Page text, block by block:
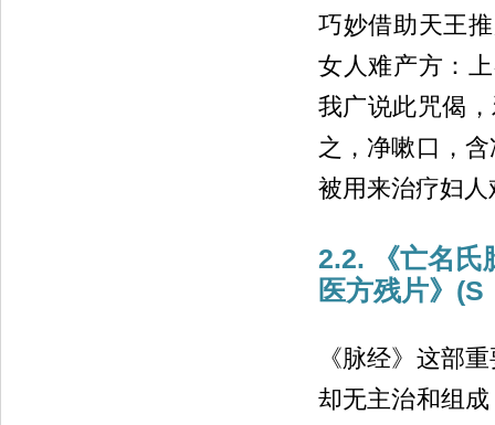
巧妙借助天王
女人难产方：
我广说此咒偈
之，净嗽口，
被用来治疗妇人
2.2. 《亡名氏
医方残片》(S
《脉经》这部
却无主治和组